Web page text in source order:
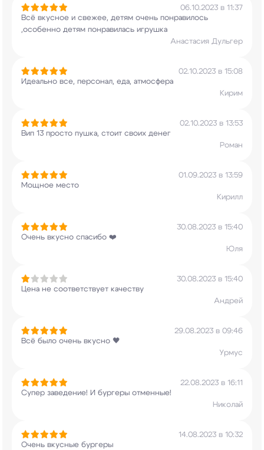
06.10.2023 в 11:37
Всё вкусное и свежее, детям очень понравилось
,особенно детям понравилась игрушка
Анастасия Дульгер
02.10.2023 в 15:08
Идеально все, персонал, еда, атмосфера
Кирим
02.10.2023 в 13:53
Вип 13 просто пушка, стоит своих денег
Роман
01.09.2023 в 13:59
Мощное место
Кирилл
30.08.2023 в 15:40
Очень вкусно спасибо ❤️
Юля
30.08.2023 в 15:40
Цена не соответствует качеству
Андрей
29.08.2023 в 09:46
Всё было очень вкусно 🖤
Урмус
22.08.2023 в 16:11
Супер заведение! И бургеры отменные!
Николай
14.08.2023 в 10:32
Очень вкусные бургеры